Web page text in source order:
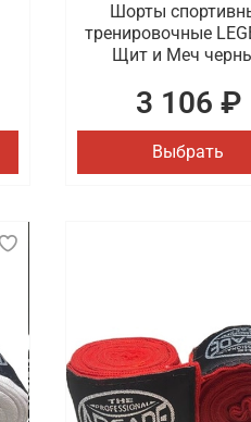
Шорты
тренировочные
Щит и Меч
3 106 ₽
Выбрать